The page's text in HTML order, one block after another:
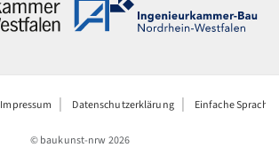
Impressum Datenschutzerklärung Einfache Sprache
© baukunst-nrw2026